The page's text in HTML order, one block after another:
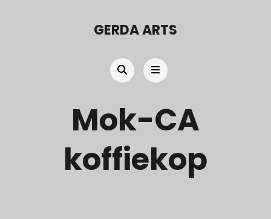
GERDA ARTS
Mok-CA
koffiekop